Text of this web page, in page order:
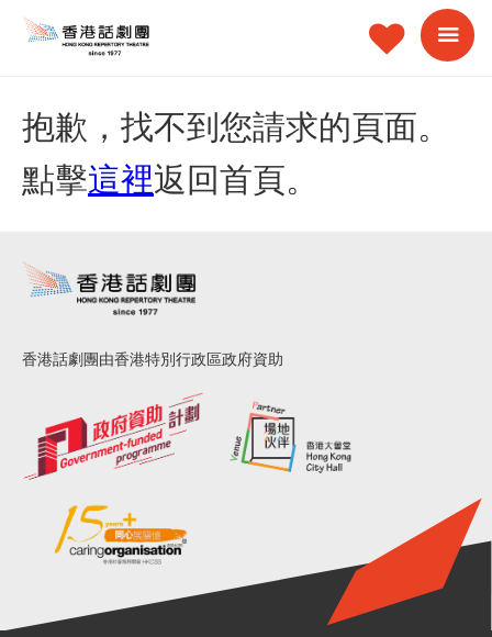
抱歉，找不到您請求的頁面。
點擊這裡返回首頁。
香港話劇團由香港特別行政區政府資助